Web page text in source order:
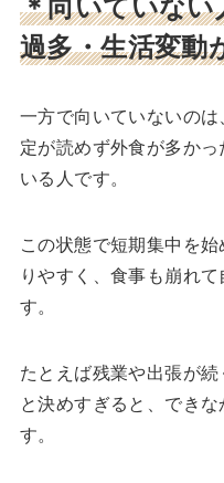
過多・生活変動
一方で向いていないの
定が読めず外食が多か
いる人です。
この状態で短期集中を
りやすく、食事も崩れ
す。
たとえば残業や出張が続
と決めすぎると、でき
す。